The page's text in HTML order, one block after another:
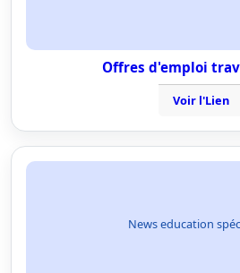
Offres d'emploi
Voir l'Lien
News education